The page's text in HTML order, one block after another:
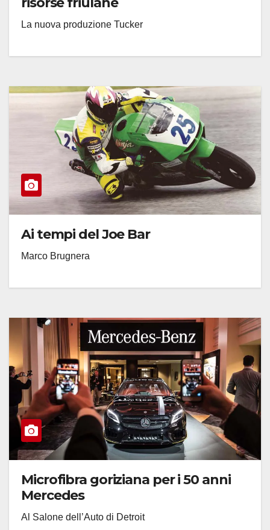
La nuova produzione Tucker
Ai tempi del Joe Bar
Marco Brugnera
Microfibra goriziana per i 50 anni
Mercedes
Al Salone dell’Auto di Detroit